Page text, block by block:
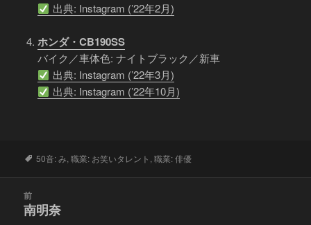
出典: Instagram (’22年2月)
ホンダ・CB190SS
バイク／車体色: ナイトブラック／新車
出典: Instagram (’22年3月)
出典: Instagram (’22年10月)
タ
50音: み,職業: お笑いタレント ,職業: 俳優
前
前
南明奈